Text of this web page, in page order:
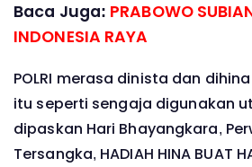
Baca Juga: PRABOWO
INDONESIA RAYA
POLRI merasa dinista dan
itu seperti sengaja digunakan
dipaskan Hari Bhayangkara,
Tersangka, HADIAH HINA BUAT